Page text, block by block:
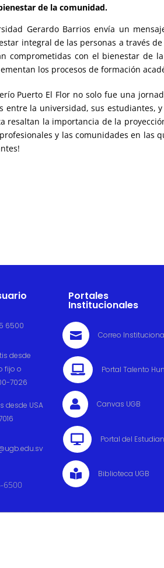
de la comunidad.
Gerardo Barrios envía un
integral de las personas a través
comprometidas con el bienestar de
los procesos de formación
Puerto El Flor no solo fue una
entre la universidad, sus estudiantes,
resaltan la importancia de la
y las comunidades en las
6500
desde
fijo o
7026
desde USA
6500
Portales
Institucionales
 Correo
 Portal Talento
 Canvas UGB
 Portal del
 Biblioteca UGB